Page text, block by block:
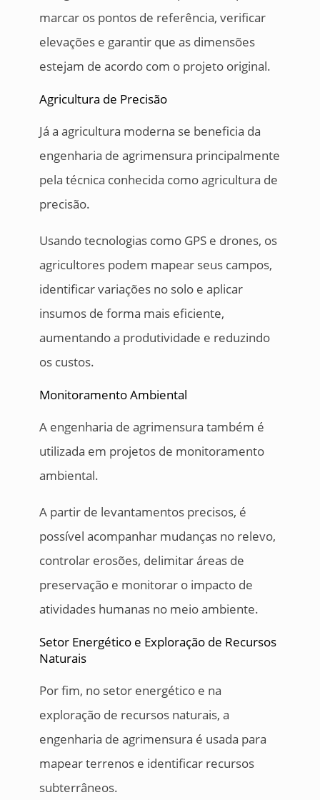
marcar os pontos de referência, verificar
elevações e garantir que as dimensões
estejam de acordo com o projeto original.
Agricultura de Precisão
Já a agricultura moderna se beneficia da
engenharia de agrimensura principalmente
pela técnica conhecida como agricultura de
precisão.
Usando tecnologias como GPS e drones, os
agricultores podem mapear seus campos,
identificar variações no solo e aplicar
insumos de forma mais eficiente,
aumentando a produtividade e reduzindo
os custos.
Monitoramento Ambiental
A engenharia de agrimensura também é
utilizada em projetos de monitoramento
ambiental.
A partir de levantamentos precisos, é
possível acompanhar mudanças no relevo,
controlar erosões, delimitar áreas de
preservação e monitorar o impacto de
atividades humanas no meio ambiente.
Setor Energético e Exploração de Recursos
Naturais
Por fim, no setor energético e na
exploração de recursos naturais, a
engenharia de agrimensura é usada para
mapear terrenos e identificar recursos
subterrâneos.